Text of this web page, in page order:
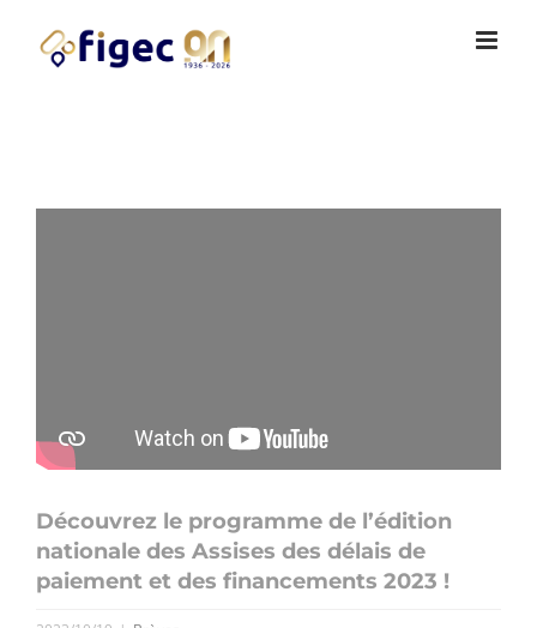
Découvrez le programme de l’édition
nationale des Assises des délais de
paiement et des financements 2023 !